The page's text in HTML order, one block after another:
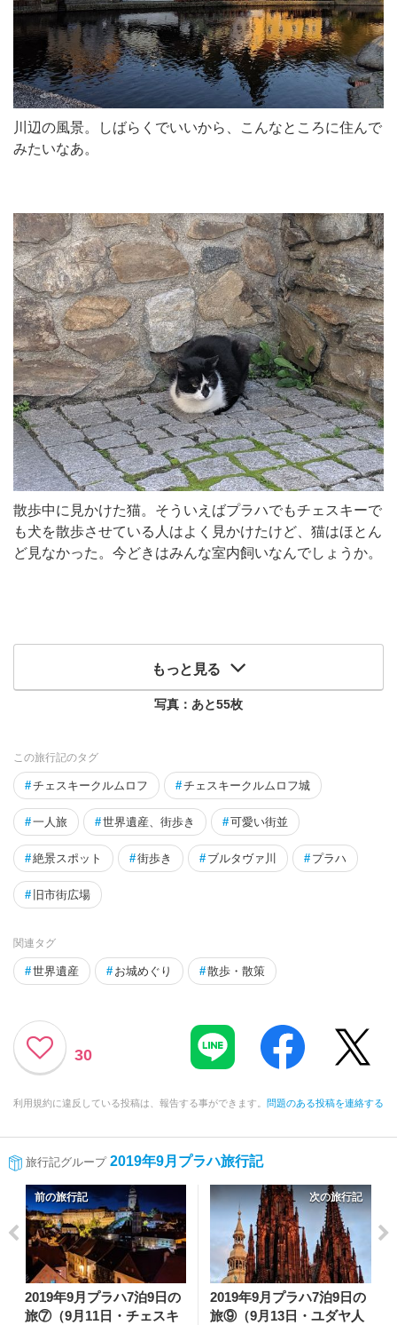
川辺の風景。しばらくでいいから、こんなところに住んで
みたいなあ。
散歩中に見かけた猫。そういえばプラハでもチェスキーで
も犬を散歩させている人はよく見かけたけど、猫はほとん
ど見なかった。今どきはみんな室内飼いなんでしょうか。
もっと見る
写真：あと55枚
この旅行記のタグ
#チェスキークルムロフ #チェスキークルムロフ城
#一人旅 #世界遺産、街歩き #可愛い街並
#絶景スポット #街歩き # ブルタヴァ川 # プラハ
# 旧市街広場
関連タグ
#世界遺産 # お城めぐり #散歩・散策
30
利用規約に違反している投稿は、報告する事ができます。 問題のある投稿を連絡する
旅行記グループ 2019年9月プラハ旅行記
前の旅行記
2019年9月プラハ7泊9日の
旅⑦（9月11日・チェスキ
次の旅行記
2019年9月プラハ7泊9日の
旅⑨（9月13日・ユダヤ人